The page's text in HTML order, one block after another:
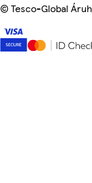
©Tesco-Global